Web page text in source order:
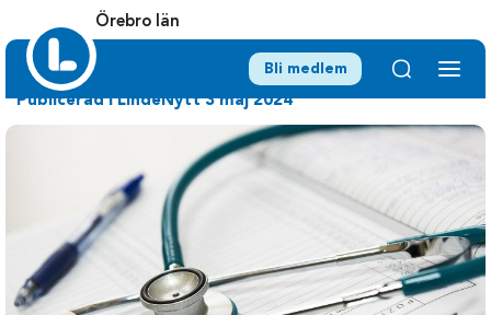
Örebro län
Bli medlem
Publicerad i LindeNytt 3 maj 2024